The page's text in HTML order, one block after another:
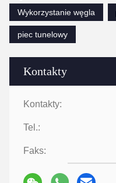
Kontakty
Kontakty:
Tel.:
Faks:
Wykorzystanie węgla
piec tunelowy